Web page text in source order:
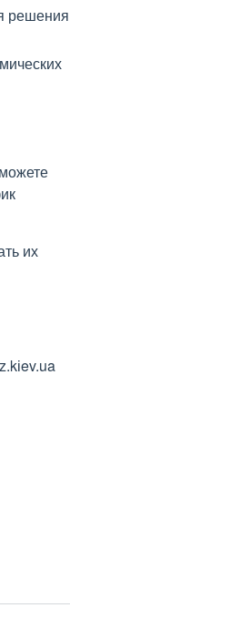
решения
их